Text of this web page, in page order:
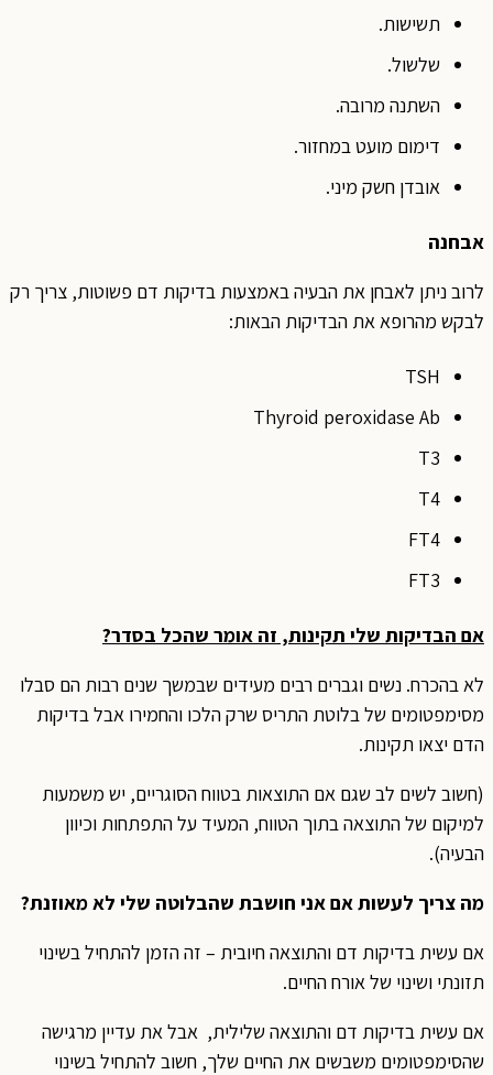
תשישות.
שלשול.
השתנה מרובה.
דימום מועט במחזור.
אובדן חשק מיני.
אבחנה
לרוב ניתן לאבחן את הבעיה באמצעות בדיקות דם פשוטות, צריך רק
לבקש מהרופא את הבדיקות הבאות:
TSH
Thyroid peroxidase Ab
T3
T4
FT4
FT3
אם הבדיקות שלי תקינות, זה אומר שהכל בסדר?
לא בהכרח. נשים וגברים רבים מעידים שבמשך שנים רבות הם סבלו
מסימפטומים של בלוטת התריס שרק הלכו והחמירו אבל בדיקות
הדם יצאו תקינות.
(חשוב לשים לב שגם אם התוצאות בטווח הסוגריים, יש משמעות
למיקום של התוצאה בתוך הטווח, המעיד על התפתחות וכיוון
הבעיה).
מה צריך לעשות אם אני חושבת שהבלוטה שלי לא מאוזנת?
אם עשית בדיקות דם והתוצאה חיובית – זה הזמן להתחיל בשינוי
תזונתי ושינוי של אורח החיים.
אם עשית בדיקות דם והתוצאה שלילית, אבל את עדיין מרגישה
שהסימפטומים משבשים את החיים שלך, חשוב להתחיל בשינוי